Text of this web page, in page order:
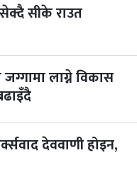
सीके राउत
जग्गामा लाग्ने विकास
देववाणी होइन,